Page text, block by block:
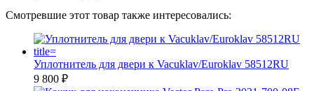
Смотревшие этот товар также интересовались:
Уплотнитель для двери к Vacuklav/Euroklav 58512RU
9 800 ₽